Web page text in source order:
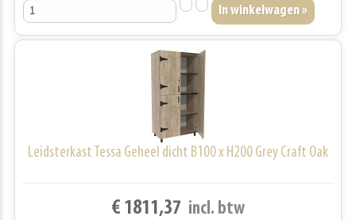
Leidsterkast Tessa Geheel dicht B100 x H200 Grey Craft Oak
€ 1811,37 incl. btw